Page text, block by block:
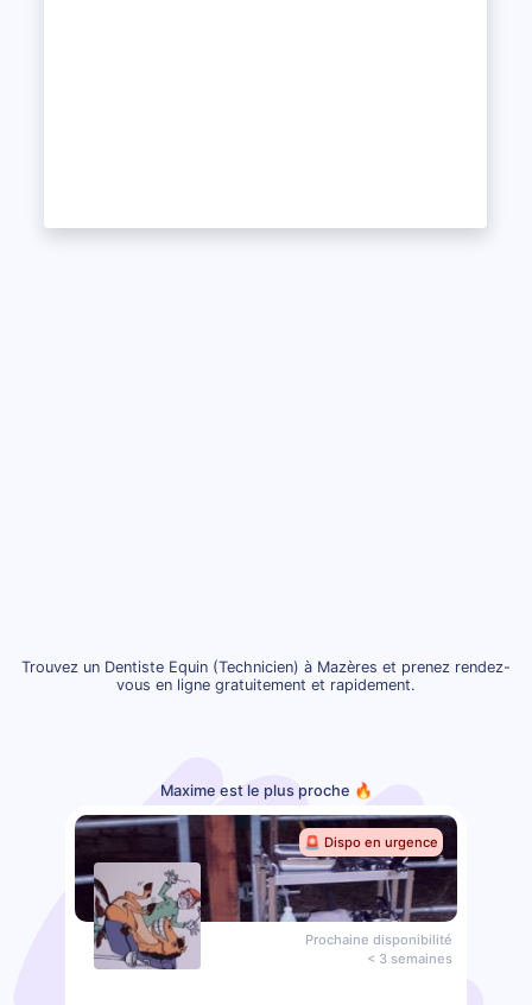
Trouvez un Dentiste Equin (Technicien) à Mazères et prenez rendez-
vous en ligne gratuitement et rapidement.
Maxime est le plus proche 🔥
🚨 Dispo en urgence
Prochaine disponibilité
< 3 semaines